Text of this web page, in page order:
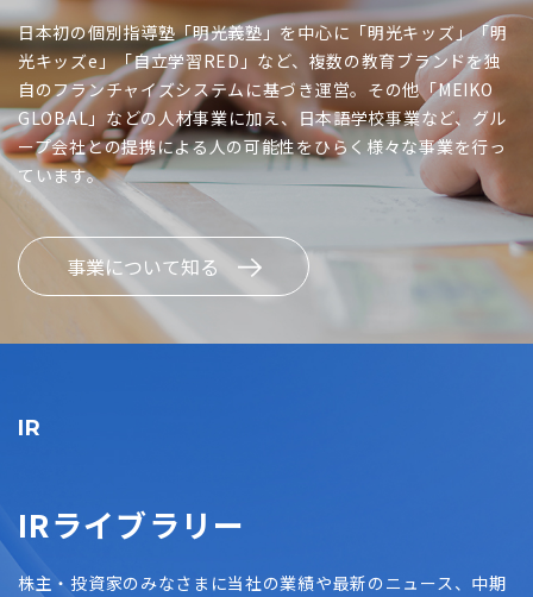
日本初の個別指導塾「明光義塾」を中心に「明光キッズ」「明
光キッズe」「自立学習RED」など、複数の教育ブランドを独
自のフランチャイズシステムに基づき運営。その他「MEIKO
GLOBAL」などの人材事業に加え、日本語学校事業など、グル
ープ会社との提携による人の可能性をひらく様々な事業を行っ
ています。
事業について知る
IR
IRライブラリー
株主・投資家のみなさまに当社の業績や最新のニュース、中期